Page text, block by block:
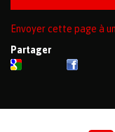
Envoyer cette page à
Partager